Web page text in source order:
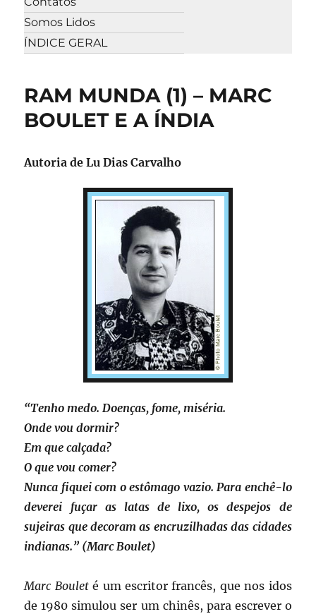
Somos Lidos
ÍNDICE GERAL
RAM MUNDA (1) – MARC
BOULET E A ÍNDIA
Autoria de Lu Dias Carvalho
“Tenho medo. Doenças, fome, miséria.
Onde vou dormir?
Em que calçada?
O que vou comer?
Nunca fiquei com o estômago vazio. Para enchê-lo
deverei fuçar as latas de lixo, os despejos de
sujeiras que decoram as encruzilhadas das cidades
indianas.” (Marc Boulet)
Marc Bouleté um escritor francês, que nos idos
de 1980 simulou ser um chinês, para escrever o